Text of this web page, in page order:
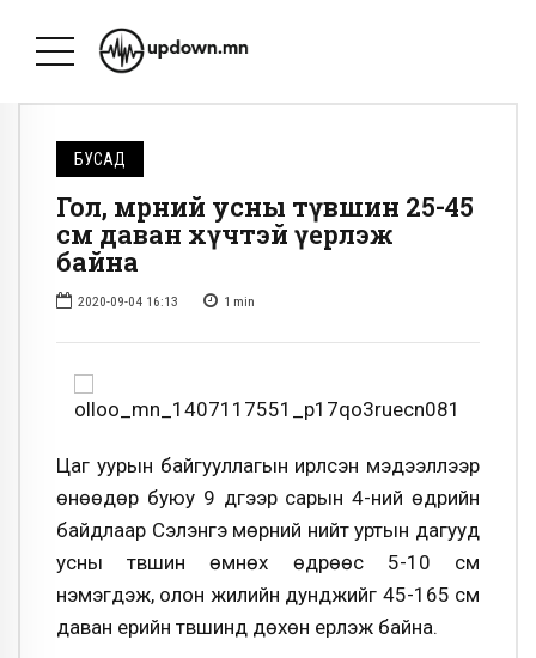
БУСАД
Гол, мөрний усны түвшин 25-45
см даван хүчтэй үерлэж
байна
2020-09-04 16:13 1 min
Цаг уурын байгууллагын ирүүлсэн мэдээллээр
өнөөдөр буюу 9 дүгээр сарын 4-ний өдрийн
байдлаар Сэлэнгэ мөрний нийт уртын дагууд
усны түвшин өмнөх өдрөөс 5-10 см
нэмэгдэж, олон жилийн дунджийг 45-165 см
даван үерийн түвшинд дөхөн үерлэж байна.